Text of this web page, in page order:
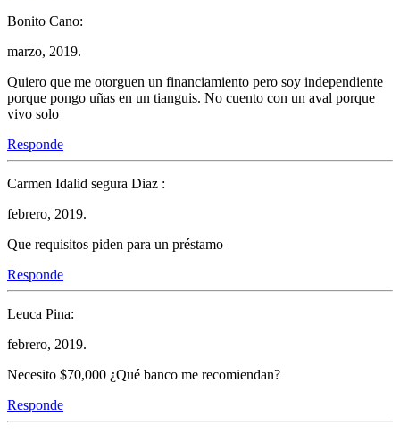
Bonito Cano:
marzo, 2019.
Quiero que me otorguen un financiamiento pero soy independiente
porque pongo uñas en un tianguis. No cuento con un aval porque
vivo solo
Responde
Carmen Idalid segura Diaz :
febrero, 2019.
Que requisitos piden para un préstamo
Responde
Leuca Pina:
febrero, 2019.
Necesito $70,000 ¿Qué banco me recomiendan?
Responde